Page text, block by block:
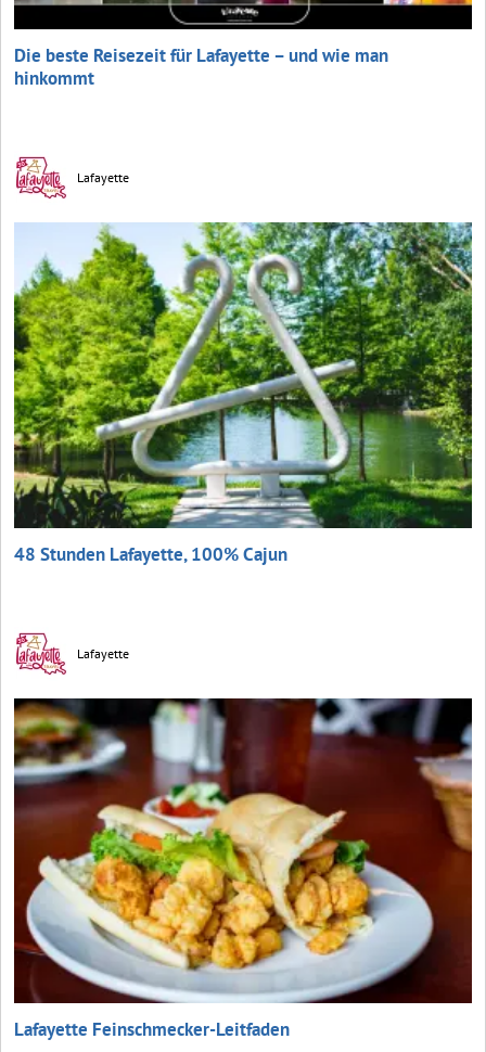
Die beste Reisezeit für Lafayette – und wie man
hinkommt
Lafayette
48 Stunden Lafayette, 100% Cajun
Lafayette
Lafayette Feinschmecker-Leitfaden